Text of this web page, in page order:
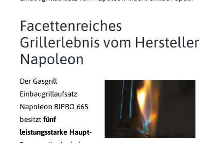
Facettenreiches
Grillerlebnis vom Hersteller
Napoleon
Der Gasgrill
Einbaugrillaufsatz
Napoleon BIPRO 665
besitzt fünf
leistungsstarke Haupt-